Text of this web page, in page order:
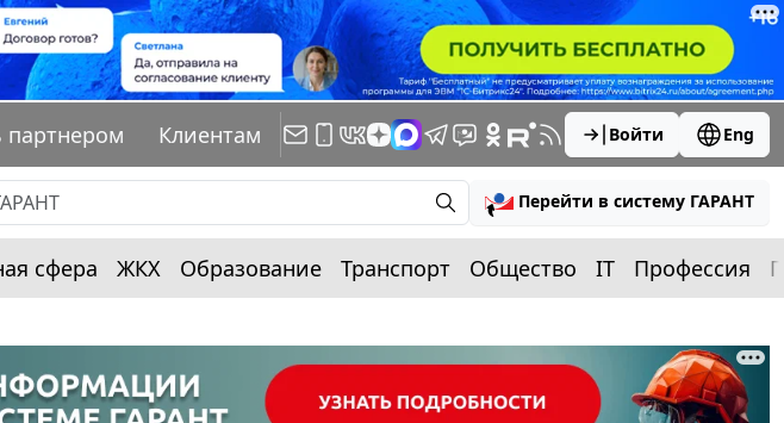
партнером Клиентам Войти Eng
Перейти в систему ГАРАНТ
сфера ЖКХ Образование Транспорт Общество IT Профессия